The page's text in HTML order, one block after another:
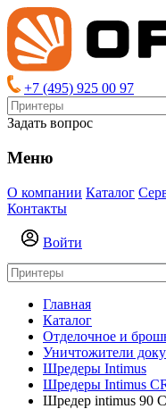
+7 (495) 925 00 97
Задать вопрос
Меню
О компании Каталог
Контакты
Войти
Главная
Каталог
Отделочное и
Уничтожители
Шредеры Intimus
Шредеры Intimus
Шредер intimus 90